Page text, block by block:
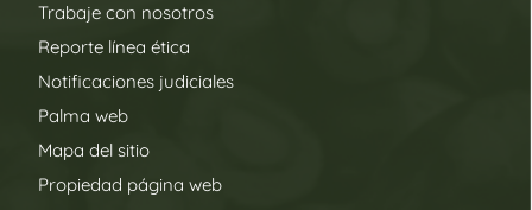
Trabaje con nosotros
Reporte línea ética
Notificaciones judiciales
Palma web
Mapa del sitio
Propiedad página web